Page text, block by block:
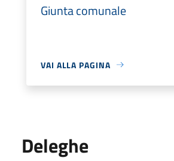
Giunta comunale
VAI ALLA PAGINA
Deleghe